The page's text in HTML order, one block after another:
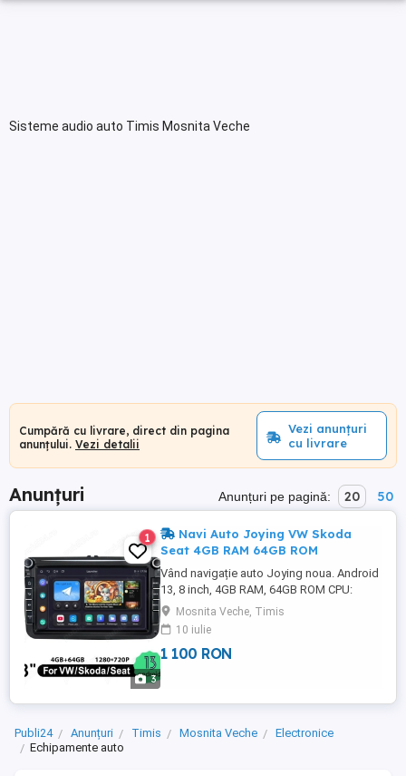
Sisteme audio auto Timis Mosnita Veche
Cumpără cu livrare, direct din pagina
anunțului. Vezi detalii
Vezi anunțuri
cu livrare
Anunțuri Anunțuri pe pagină: 20 50
3
1
Navi Auto Joying VW Skoda
Seat 4GB RAM 64GB ROM
Vând navigație auto Joying noua. Android
13, 8 inch, 4GB RAM, 64GB ROM CPU:
QCM6125 Octa Core 64bit ARM 4xA73
2.0GHz 4xA53 1.8GHz Se vinde împreună
cu 4CANBUS-uri pentru diferite modele de
mașini, eu am cumpărat pentru Passat CC
Mosnita Veche, Timis
10 iulie
1 100 RON
Publi24 Anunțuri Timis Mosnita Veche
Electronice
Echipamente auto